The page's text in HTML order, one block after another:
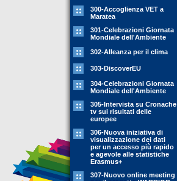
300-Accoglienza VET a
Maratea
301-Celebrazioni Giornata
Mondiale dell'Ambiente
302-Alleanza per il clima
303-DiscoverEU
304-Celebrazioni Giornata
Mondiale dell'Ambiente
305-Intervista su Cronache
tv sui risultati delle
europee
306-Nuova iniziativa di
visualizzazione dei dati
per un accesso più rapido
e agevole alle statistiche
Erasmus+
307-Nuovo online meeting